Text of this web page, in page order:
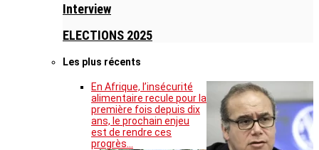
Interview
ELECTIONS 2025
Les plus récents
En Afrique, l’insécurité
alimentaire recule pour la
première fois depuis dix
ans, le prochain enjeu
est de rendre ces
progrès…